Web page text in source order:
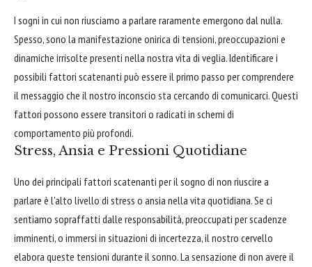
I sogni in cui non riusciamo a parlare raramente emergono dal nulla.
Spesso, sono la manifestazione onirica di tensioni, preoccupazioni e
dinamiche irrisolte presenti nella nostra vita di veglia. Identificare i
possibili fattori scatenanti può essere il primo passo per comprendere
il messaggio che il nostro inconscio sta cercando di comunicarci. Questi
fattori possono essere transitori o radicati in schemi di
comportamento più profondi.
Stress, Ansia e Pressioni Quotidiane
Uno dei principali fattori scatenanti per il sogno di non riuscire a
parlare è l'alto livello di stress o ansia nella vita quotidiana. Se ci
sentiamo sopraffatti dalle responsabilità, preoccupati per scadenze
imminenti, o immersi in situazioni di incertezza, il nostro cervello
elabora queste tensioni durante il sonno. La sensazione di non avere il